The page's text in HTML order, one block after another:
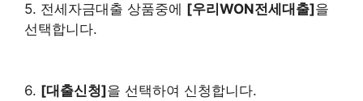
5. 전세자금대출 상품중에 [우리WON전세대출]을
선택합니다.
6. [대출신청]을 선택하여 신청합니다.